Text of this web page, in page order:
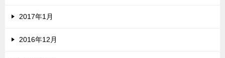
2017年1月
2016年12月